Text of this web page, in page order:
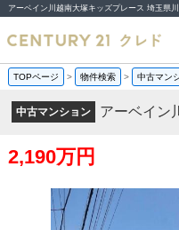
TOPページ > 物件検索 > 中古マン
中古マンション アーベイン
2,190万円